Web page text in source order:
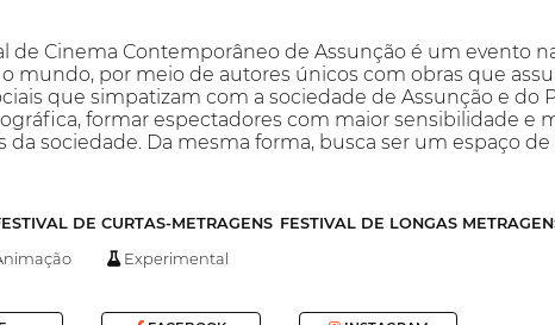
de Cinema Contemporâneo de Assunção é um evento
mundo, por meio de autores únicos com obras que
que simpatizam com a sociedade de Assunção e do
formar espectadores com maior sensibilidade e
sociedade. Da mesma forma, busca ser um espaço
DE CURTAS-METRAGENS FESTIVAL DE LONGAS
Experimental